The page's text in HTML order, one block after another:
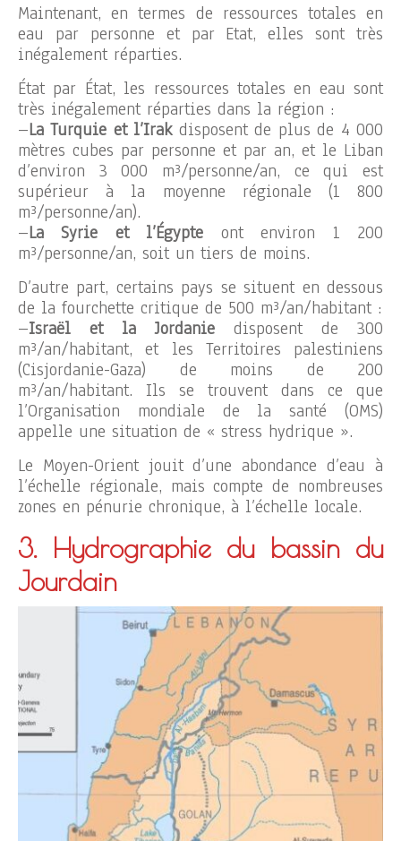
Maintenant, en termes de ressources totales en
eau par personne et par Etat, elles sont très
inégalement réparties.
État par État, les ressources totales en eau sont
très inégalement réparties dans la région :
–La Turquie et l’Irakdisposent de plus de 4 000
mètres cubes par personne et par an, et le Liban
d’environ 3 000 m³/personne/an, ce qui est
supérieur à la moyenne régionale (1 800
m³/personne/an).
–La Syrie et l’Égypte ont environ 1 200
m³/personne/an, soit un tiers de moins.
D’autre part, certains pays se situent en dessous
de la fourchette critique de 500 m³/an/habitant :
–Israël et la Jordanie disposent de 300
m³/an/habitant, et les Territoires palestiniens
(Cisjordanie-Gaza) de moins de 200
m³/an/habitant. Ils se trouvent dans ce que
l’Organisation mondiale de la santé (OMS)
appelle une situation de « stress hydrique ».
Le Moyen-Orient jouit d’une abondance d’eau à
l’échelle régionale, mais compte de nombreuses
zones en pénurie chronique, à l’échelle locale.
3. Hydrographie du bassin du
Jourdain